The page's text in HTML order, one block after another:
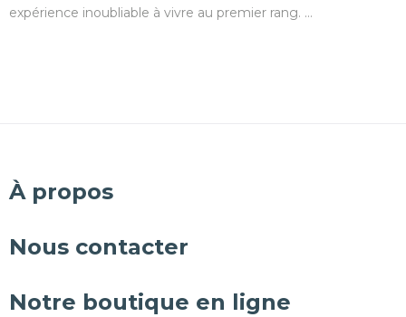
expérience inoubliable à vivre au premier rang. …
À propos
Nous contacter
Notre boutique en ligne